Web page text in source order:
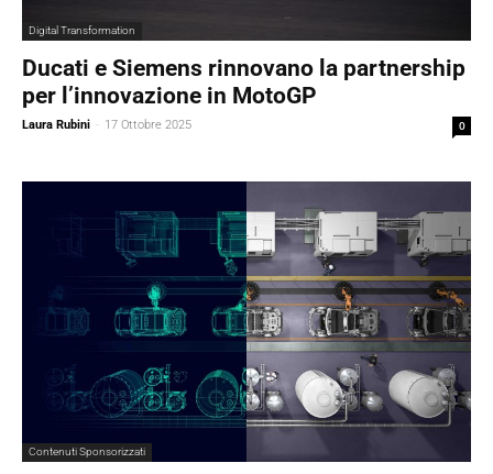
Digital Transformation
Ducati e Siemens rinnovano la partnership
per l’innovazione in MotoGP
Laura Rubini - 17 Ottobre 2025 0
Contenuti Sponsorizzati